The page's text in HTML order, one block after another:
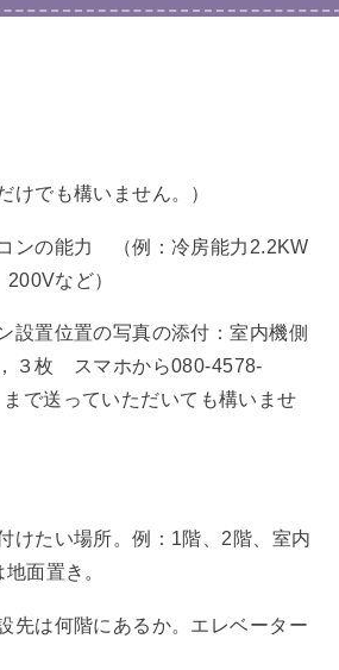
けでも構いません。）
ンの能力 （例：冷房能力2.2KW
など）
設置位置の写真の添付：室内機側
３枚 スマホから080-4578-
で送っていただいても構いませ
けたい場所。例：1階、2階、室内
面置き。
先は何階にあるか。エレベーター